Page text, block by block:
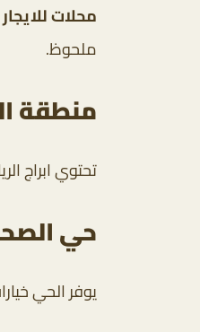
محلات
ملحوظ.
منطقة
تحتوي ابراج
حي
يوفر الحي